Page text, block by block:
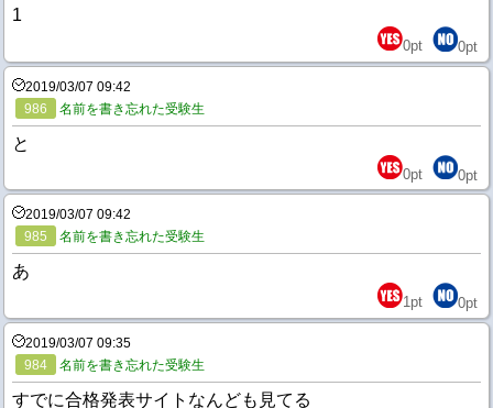
1
0pt 0pt
2019/03/07 09:42
986
名前を書き忘れた受験生
と
0pt 0pt
2019/03/07 09:42
985
名前を書き忘れた受験生
あ
1pt 0pt
2019/03/07 09:35
984
名前を書き忘れた受験生
すでに合格発表サイトなんども見てる